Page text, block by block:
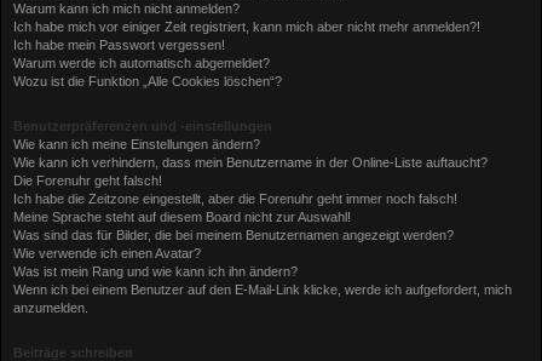
Warum kann ich mich nicht anmelden?
Ich habe mich vor einiger Zeit registriert, kann mich aber nicht mehr anmelden?!
Ich habe mein Passwort vergessen!
Warum werde ich automatisch abgemeldet?
Wozu ist die Funktion „Alle Cookies löschen“?
Benutzerpräferenzen und -einstellungen
Wie kann ich meine Einstellungen ändern?
Wie kann ich verhindern, dass mein Benutzername in der Online-Liste auftaucht?
Die Forenuhr geht falsch!
Ich habe die Zeitzone eingestellt, aber die Forenuhr geht immer noch falsch!
Meine Sprache steht auf diesem Board nicht zur Auswahl!
Was sind das für Bilder, die bei meinem Benutzernamen angezeigt werden?
Wie verwende ich einen Avatar?
Was ist mein Rang und wie kann ich ihn ändern?
Wenn ich bei einem Benutzer auf den E-Mail-Link klicke, werde ich aufgefordert, mich
anzumelden.
Beiträge schreiben